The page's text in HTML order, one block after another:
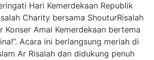
Hari Kemerdekaan Republik
Charity bersama ShouturRisalah
Konser Amal Kemerdekaan bertema
Acara ini berlangsung meriah di
Ar Risalah dan didukung penuh